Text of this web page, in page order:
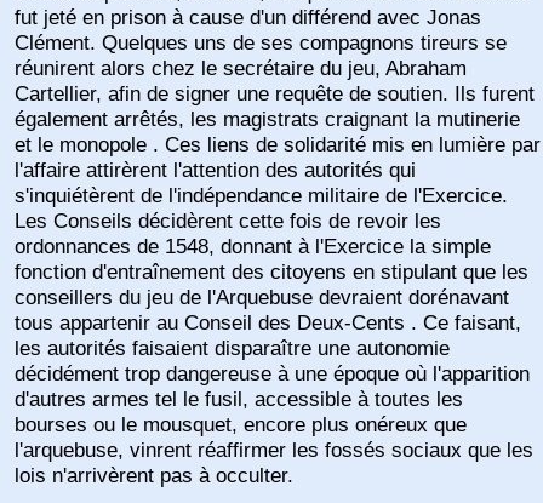
fut jeté en prison à cause d'un différend avec Jonas
Clément. Quelques uns de ses compagnons tireurs se
réunirent alors chez le secrétaire du jeu, Abraham
Cartellier, afin de signer une requête de soutien. Ils furent
également arrêtés, les magistrats craignant la mutinerie
et le monopole . Ces liens de solidarité mis en lumière par
l'affaire attirèrent l'attention des autorités qui
s'inquiétèrent de l'indépendance militaire de l'Exercice.
Les Conseils décidèrent cette fois de revoir les
ordonnances de 1548, donnant à l'Exercice la simple
fonction d'entraînement des citoyens en stipulant que les
conseillers du jeu de l'Arquebuse devraient dorénavant
tous appartenir au Conseil des Deux-Cents . Ce faisant,
les autorités faisaient disparaître une autonomie
décidément trop dangereuse à une époque où l'apparition
d'autres armes tel le fusil, accessible à toutes les
bourses ou le mousquet, encore plus onéreux que
l'arquebuse, vinrent réaffirmer les fossés sociaux que les
lois n'arrivèrent pas à occulter.